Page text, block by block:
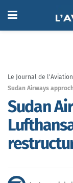
Le Journal de l'Aviation
Sudan Airways
Sudan